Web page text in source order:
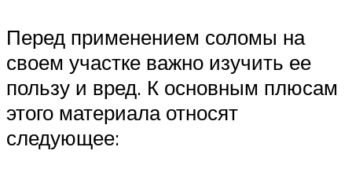
Перед применением соломы на
своем участке важно изучить ее
пользу и вред. К основным плюсам
этого материала относят
следующее: